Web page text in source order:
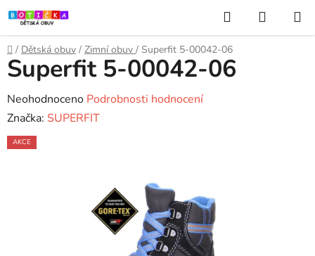
Přejít
na
obsah
Hledat
KOŠÍK
Domů
/ Dětská obuv / Zimní obuv / Superfit 5-00042-06
Superfit 5-00042-06
Průměrné
hodnocení
produktu
Neohodnoceno Podrobnosti hodnocení
Značka: SUPERFIT
AKCE